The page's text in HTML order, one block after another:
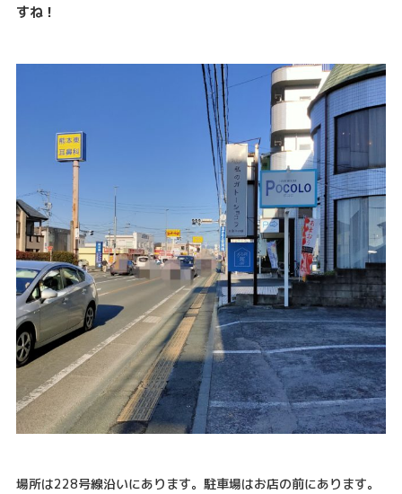
すね！
場所は228号線沿いにあります。駐車場はお店の前にあります。